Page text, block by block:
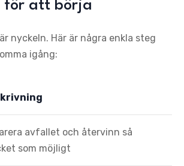
för att börja
nyckeln. Här är några enkla steg
igång:
avfallet och återvinn så
som möjligt